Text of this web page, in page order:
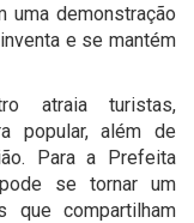
uma demonstração
e se mantém
atraia turistas,
popular, além de
Para a Prefeita
se tornar um
que compartilham